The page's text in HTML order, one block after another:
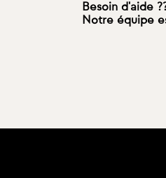
Besoin d'aide
Notre équipe